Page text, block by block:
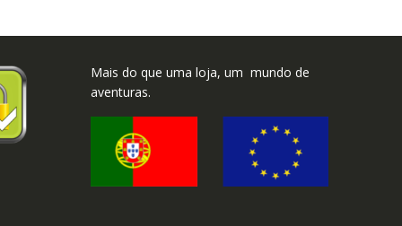
Mais do que uma loja, um mundo de
aventuras.